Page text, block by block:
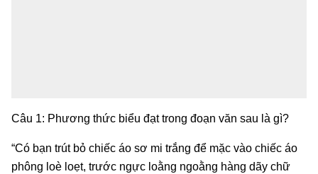
Câu 1: Phương thức biểu đạt trong đoạn văn sau là gì?
“Có bạn trút bỏ chiếc áo sơ mi trắng để mặc vào chiếc áo
phông loè loẹt, trước ngực loằng ngoằng hàng dãy chữ